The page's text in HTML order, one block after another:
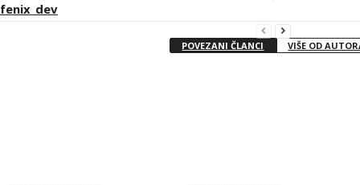
fenix_dev
POVEZANI ČLANCI VIŠE OD